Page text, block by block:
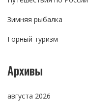
Зимняя рыбалка
Горный туризм
Архивы
августа 2026